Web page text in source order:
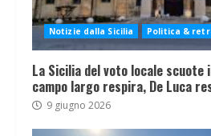
Notizie dalla Sicilia Politica &
La Sicilia del voto locale
campo largo respira, De Luca
9 giugno 2026